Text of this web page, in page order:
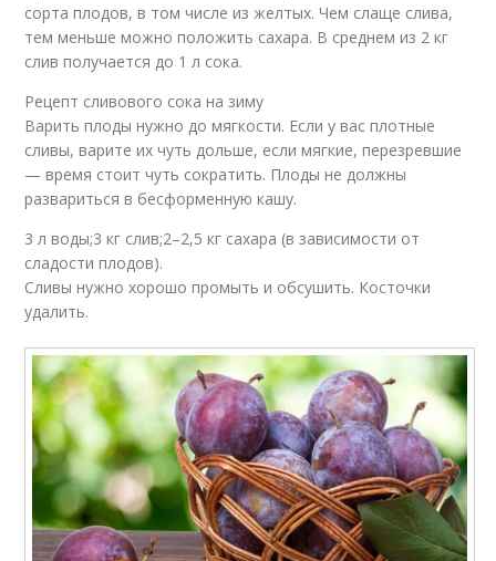
сорта плодов, в том числе из желтых. Чем слаще слива,
тем меньше можно положить сахара. В среднем из 2 кг
слив получается до 1 л сока.
Рецепт сливового сока на зиму
Варить плоды нужно до мягкости. Если у вас плотные
сливы, варите их чуть дольше, если мягкие, перезревшие
— время стоит чуть сократить. Плоды не должны
развариться в бесформенную кашу.
3 л воды;3 кг слив;2–2,5 кг сахара (в зависимости от
сладости плодов).
Сливы нужно хорошо промыть и обсушить. Косточки
удалить.